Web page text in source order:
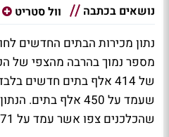
נושאים בכתבה וול סטריט
נתון מכירות הבתים החדשים
מספר נמוך בהרבה מהצפי של
של 414 אלף בתים חדשים
שעמד על 450 אלף
שהכלכנים צפו אשר עמד על 471 - 420 אלף בתים.